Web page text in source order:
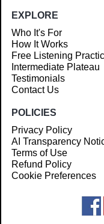
EXPLORE
Who It's For
How It Works
Free Listening
Intermediate Plateau
Testimonials
Contact Us
POLICIES
Privacy Policy
AI Transparency
Terms of Use
Refund Policy
Cookie Preferences